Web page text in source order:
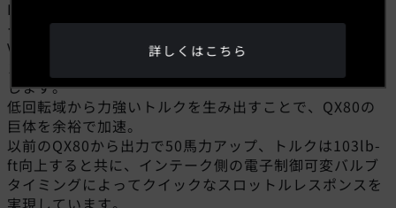
Rに搭載されるVR38DETTと同じ系譜に属する「VRシリ
ーズ」のひとつ。
V型6気筒・60°バンクのコンパクトなレイアウトにツイ
ンターボを組み合わせ、最大516lb-ftものトルクを発生
します。
低回転域から力強いトルクを生み出すことで、QX80の
巨体を余裕で加速。
以前のQX80から出力で50馬力アップ、トルクは103lb-
ft向上すると共に、インテーク側の電子制御可変バルブ
タイミングによってクイックなスロットルレスポンスを
詳しくはこちら